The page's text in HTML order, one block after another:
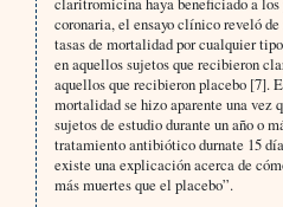
coronaria, el ensayo clínico reveló de
tasas de mortalidad por cualquier
en aquellos sujetos que recibieron
aquellos que recibieron placebo [7].
mortalidad se hizo aparente una vez
sujetos de estudio durante un año o
tratamiento antibiótico durnate 15
existe una explicación acerca de
más muertes que el placebo”.